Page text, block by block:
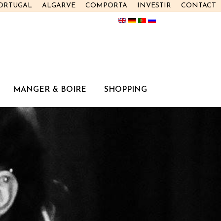
CONTACT
INVESTIR
COMPORTA
ALGARVE
MANGER & BOIRE SHOPPING